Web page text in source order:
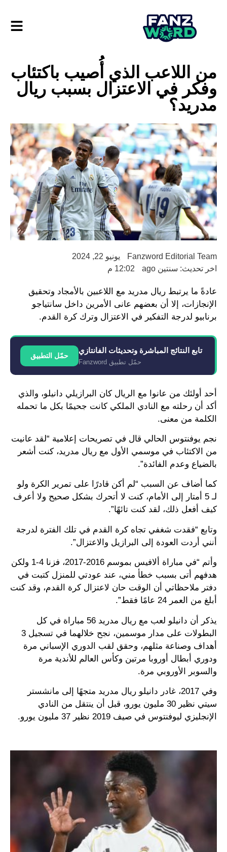
من اللاعب الذي أُصيب باكتئاب
وفكر في الاعتزال بسبب ريال
مدريد؟
Fanzword Editorial Team
يونيو 22, 2024
اخر تحديث: سنتين ago
12:02 م
عادةً ما يرتبط ريال مدريد مع اللاعبين بالأمجاد وتحقيق
الإنجازات، إلا أن بعضهم عانى الأمرين داخل سانتياجو
برنابيو لدرجة التفكير في الاعتزال وترك كرة القدم.
تابع النتائج المباشرة وتحديثات الفانتازي
حمّل تطبيق Fanzword
حمّل التطبيق
أحد أولئك من عانوا مع الريال كان البرازيلي دانيلو، والذي
أكد أن رحلته مع النادي الملكي كانت جحيمًا بكل ما تحمله
الكلمة من معنى.
نجم يوفنتوس الحالي قال في تصريحات إعلامية “لقد عانيت
من الاكتئاب في موسمي الأول مع ريال مدريد، كنت أشعر
بالضياع وعدم الفائدة”.
كما أضاف عن السبب “لم أكن قادرًا على تمرير الكرة ولو
لـ 5 أمتار إلى الأمام، كنت لا أتحرك بشكل صحيح ولا أعرف
كيف أفعل ذلك، لقد كنت تائهًا”.
وتابع “فقدت شغفي تجاه كرة القدم في تلك الفترة لدرجة
أنني أردت العودة إلى البرازيل والاعتزال”.
وأتم “في مباراة ألافيس بموسم 2016-2017، فزنا 4-1 ولكن
هدفهم أتى بسبب خطأ مني، عند عودتي للمنزل كتبت في
دفتر ملاحظاتي أن الوقت حان لاعتزال كرة القدم، وقد كنت
أبلغ من العمر 24 عامًا فقط”.
يذكر أن دانيلو لعب مع ريال مدريد 56 مباراة في كل
البطولات على مدار موسمين، نجح خلالهما في تسجيل 3
أهداف وصناعة مثلهم، وحقق لقب الدوري الإسباني مرة
ودوري أبطال أوروبا مرتين وكأس العالم للأندية مرة
والسوبر الأوروبي مرة.
وفي 2017، غادر دانيلو ريال مدريد متجهًا إلى مانشستر
سيتي نظير 30 مليون يورو، قبل أن ينتقل من النادي
الإنجليزي ليوفنتوس في صيف 2019 نظير 37 مليون يورو.